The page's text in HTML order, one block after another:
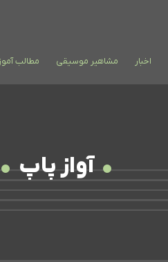
اخبار مشاهیر موسیقی مطالب
آواز پاپ